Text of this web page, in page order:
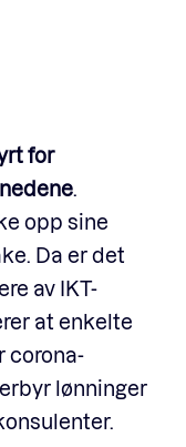
for
opp sine
Da er det
av IKT-
at enkelte
corona-
lønninger